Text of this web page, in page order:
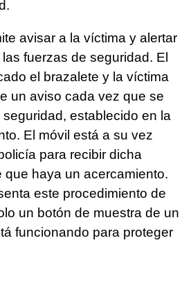
avisar a la víctima y alertar
fuerzas de seguridad. El
el brazalete y la víctima
un aviso cada vez que se
establecido en la
El móvil está a su vez
para recibir dicha
que haya un acercamiento.
este procedimiento de
un botón de muestra de un
funcionando para proteger